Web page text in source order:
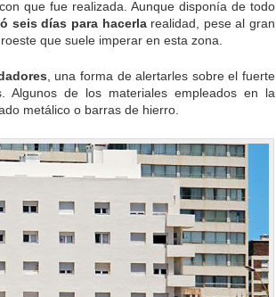
que fue realizada. Aunque disponía de todo
seis días para hacerlarealidad, pese al gran
que suele imperar en esta zona.
, una forma de alertarles sobre el fuerte
Algunos de los materiales empleados en la
metálico o barras de hierro.